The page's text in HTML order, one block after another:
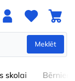
Meklēt
skolai Bērniem